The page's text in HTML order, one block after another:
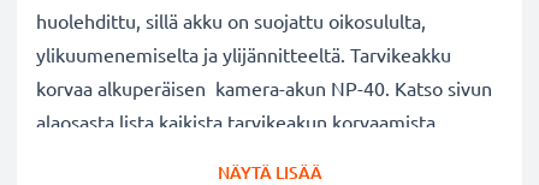
huolehdittu, sillä akku on suojattu oikosululta,
ylikuumenemiselta ja ylijännitteeltä. Tarvikeakku
korvaa alkuperäisen kamera-akun NP-40. Katso sivun
alaosasta lista kaikista tarvikeakun korvaamista
NÄYTÄ LISÄÄ